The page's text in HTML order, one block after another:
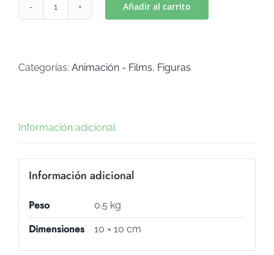
871)
Añadir al carrito
Categorías: Animación - Films, Figuras
Información adicional
Información adicional
Peso 0.5 kg
Dimensiones 10 × 10 cm